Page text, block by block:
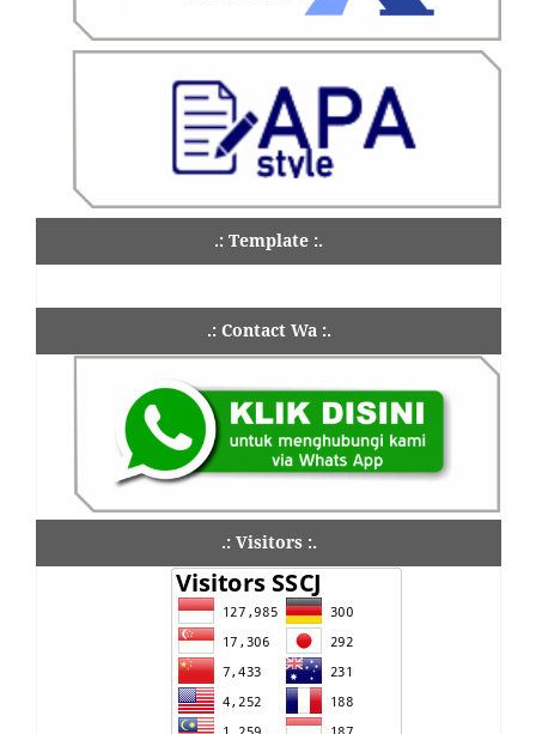
.: Template :.
.: Contact Wa :.
.: Visitors :.